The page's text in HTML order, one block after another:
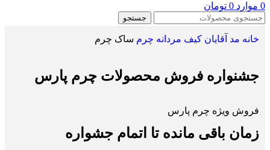
0 موارد 0 تومان
جستجو
خانه مد آقایان کیف مردانه چرم ساک چرم
جشنواره فروش محصولات چرم پارس
فروش ویژه چرم پارس
زمان باقی مانده تا اتمام جشواره